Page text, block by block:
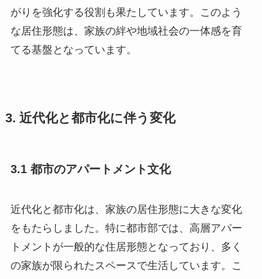
がりを強化する役割も果たしています。このよう
な居住形態は、家族の絆や地域社会の一体感を育
てる基盤となっています。
3. 近代化と都市化に伴う変化
3.1 都市のアパートメント文化
近代化と都市化は、家族の居住形態に大きな変化
をもたらしました。特に都市部では、高層アパー
トメントが一般的な住居形態となっており、多く
の家族が限られたスペースで生活しています。こ